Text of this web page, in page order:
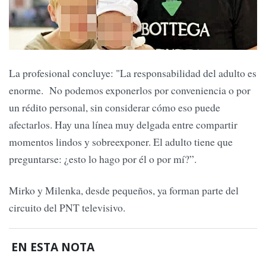
La profesional concluye: "La responsabilidad del adulto es
enorme. No podemos exponerlos por conveniencia o por
un rédito personal, sin considerar cómo eso puede
afectarlos. Hay una línea muy delgada entre compartir
momentos lindos y sobreexponer. El adulto tiene que
preguntarse: ¿esto lo hago por él o por mí?”.
Mirko y Milenka, desde pequeños, ya forman parte del
circuito del PNT televisivo.
EN ESTA NOTA